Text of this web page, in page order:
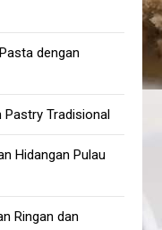
dengan
Pastry Tradisional
Hidangan Pulau
Ringan dan